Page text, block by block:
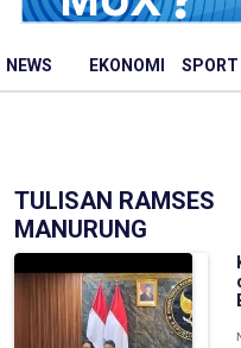
NEWS EKONOMI
TULISAN RAMSES
MANURUNG